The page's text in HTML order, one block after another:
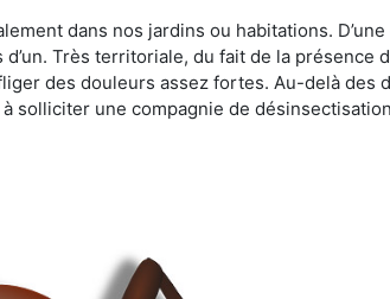
dans nos jardins ou habitations.
Très territoriale, du fait de la présence
des douleurs assez fortes. Au-delà
solliciter une compagnie de